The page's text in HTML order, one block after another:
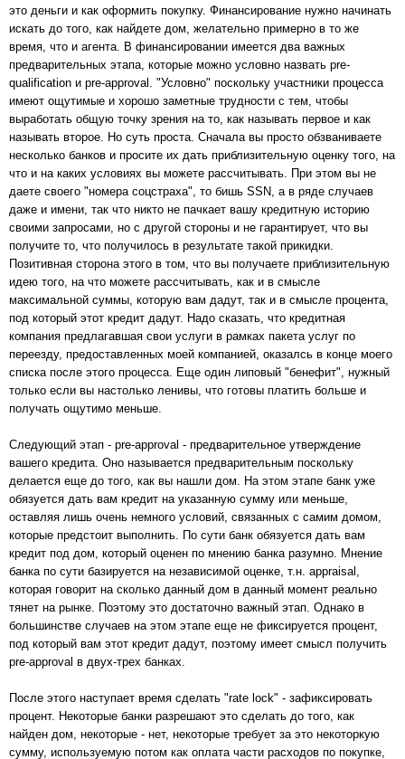
это деньги и как оформить покупку. Финансирование нужно начинать
искать до того, как найдете дом, желательно примерно в то же
время, что и агента. В финансировании имеется два важных
предварительных этапа, которые можно условно назвать pre-
qualification и pre-approval. "Условно" поскольку участники процесса
имеют ощутимые и хорошо заметные трудности с тем, чтобы
выработать общую точку зрения на то, как называть первое и как
называть второе. Но суть проста. Сначала вы просто обзваниваете
несколько банков и просите их дать приблизительную оценку того, на
что и на каких условиях вы можете рассчитывать. При этом вы не
даете своего "номера соцстраха", то бишь SSN, а в ряде случаев
даже и имени, так что никто не пачкает вашу кредитную историю
своими запросами, но с другой стороны и не гарантирует, что вы
получите то, что получилось в результате такой прикидки.
Позитивная сторона этого в том, что вы получаете приблизительную
идею того, на что можете рассчитывать, как и в смысле
максимальной суммы, которую вам дадут, так и в смысле процента,
под который этот кредит дадут. Надо сказать, что кредитная
компания предлагавшая свои услуги в рамках пакета услуг по
переезду, предоставленных моей компанией, оказалсь в конце моего
списка после этого процесса. Еще один липовый "бенефит", нужный
только если вы настолько ленивы, что готовы платить больше и
получать ощутимо меньше.
Следующий этап - pre-approval - предварительное утверждение
вашего кредита. Оно называется предварительным поскольку
делается еще до того, как вы нашли дом. На этом этапе банк уже
обязуется дать вам кредит на указанную сумму или меньше,
оставляя лишь очень немного условий, связанных с самим домом,
которые предстоит выполнить. По сути банк обязуется дать вам
кредит под дом, который оценен по мнению банка разумно. Мнение
банка по сути базируется на независимой оценке, т.н. appraisal,
которая говорит на сколько данный дом в данный момент реально
тянет на рынке. Поэтому это достаточно важный этап. Однако в
большинстве случаев на этом этапе еще не фиксируется процент,
под который вам этот кредит дадут, поэтому имеет смысл получить
pre-approval в двух-трех банках.
После этого наступает время сделать "rate lock" - зафиксировать
процент. Некоторые банки разрешают это сделать до того, как
найден дом, некоторые - нет, некоторые требует за это некоторкую
сумму, используемую потом как оплата части расходов по покупке,